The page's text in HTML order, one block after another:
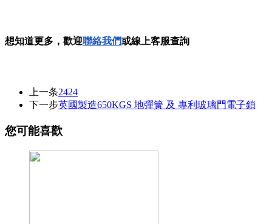
想知道更多，歡迎聯絡我們或線上客服查詢
上一条2424
下一步英國製造650KGS 地彈簧 及 專利玻璃門電子鎖
您可能喜歡